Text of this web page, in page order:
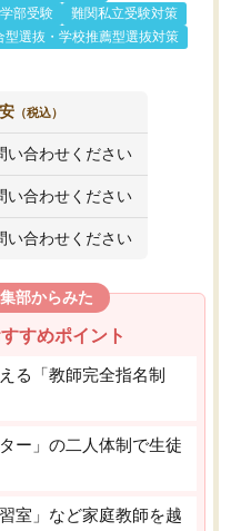
部受験
難関私立受験対策
型選抜・学校推薦型選抜対策
（税込）
い合わせください
い合わせください
い合わせください
部からみた
すめポイント
る「教師完全指名制
ー」の二人体制で生徒
室」など家庭教師を越